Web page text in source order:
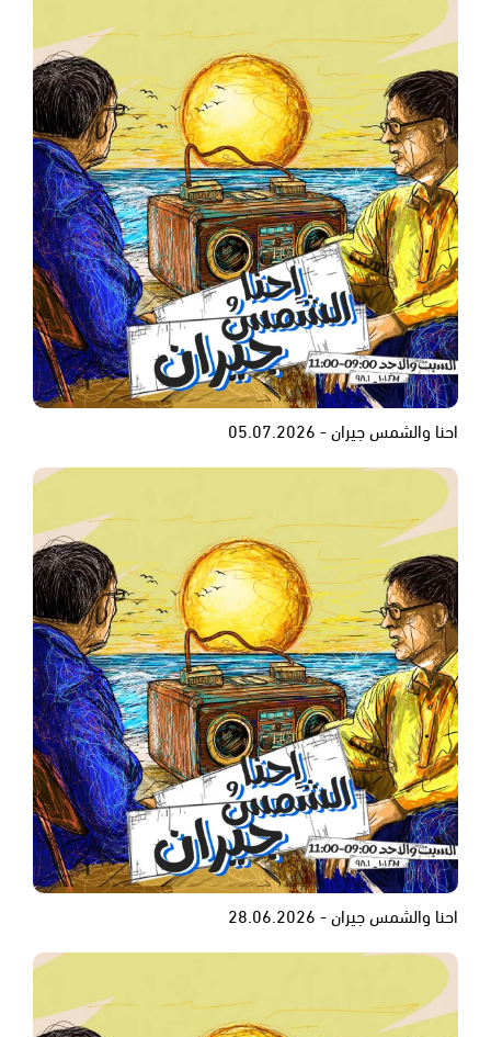
احنا والشمس جيران - 05.07.2026
احنا والشمس جيران - 28.06.2026